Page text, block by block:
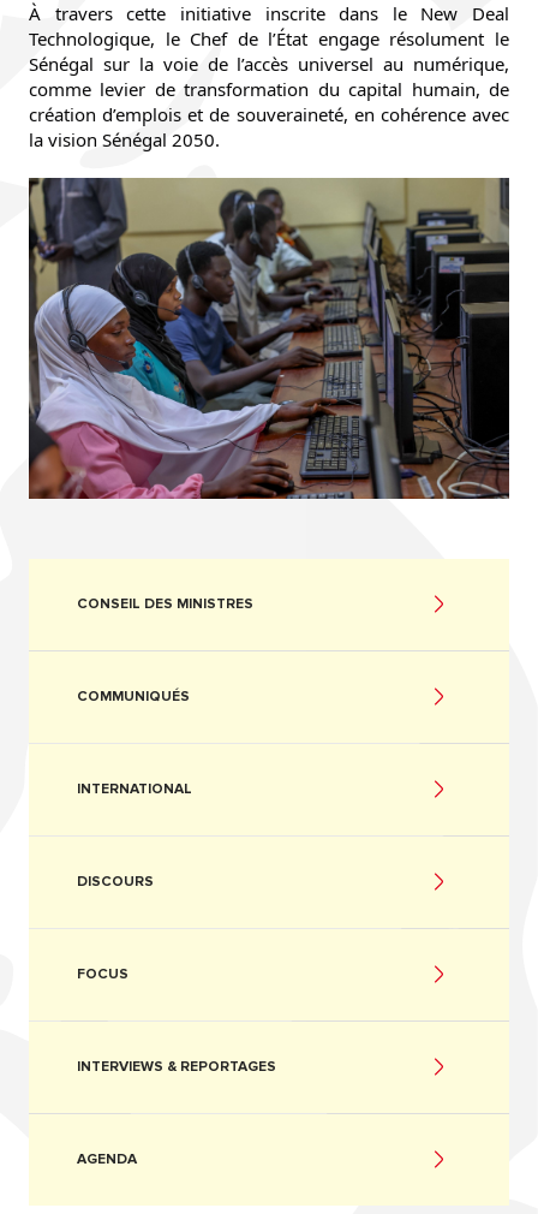
À travers cette initiative inscrite dans le New Deal
Technologique, le Chef de l’État engage résolument le
Sénégal sur la voie de l’accès universel au numérique,
comme levier de transformation du capital humain, de
création d’emplois et de souveraineté, en cohérence avec
la vision Sénégal 2050.
CONSEIL DES MINISTRES
COMMUNIQUÉS
INTERNATIONAL
DISCOURS
FOCUS
INTERVIEWS & REPORTAGES
AGENDA